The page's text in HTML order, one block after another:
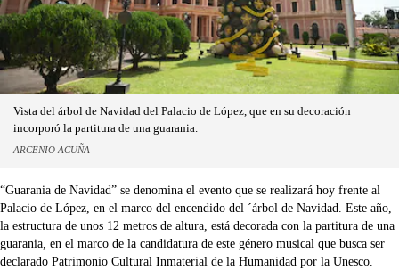
Vista del árbol de Navidad del Palacio de López, que en su decoración
incorporó la partitura de una guarania.
ARCENIO ACUÑA
“Guarania de Navidad” se denomina el evento que se realizará hoy frente al
Palacio de López, en el marco del encendido del ´árbol de Navidad. Este año,
la estructura de unos 12 metros de altura, está decorada con la partitura de una
guarania, en el marco de la candidatura de este género musical que busca ser
declarado Patrimonio Cultural Inmaterial de la Humanidad por la Unesco.